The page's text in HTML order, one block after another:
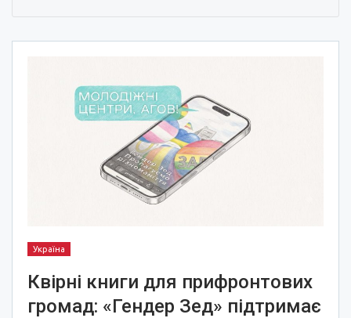
Україна
Квірні книги для прифронтових
громад: «Гендер Зед» підтримає